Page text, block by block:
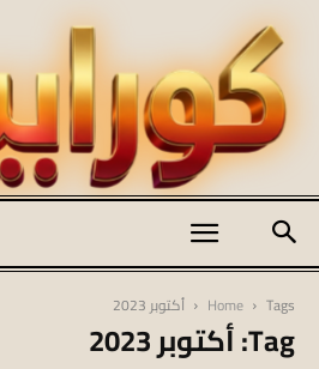
Home Tags أكتوبر 2023
Tag: أكتوبر 2023